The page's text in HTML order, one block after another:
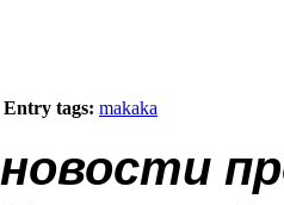
Entry tags: makaka
новости